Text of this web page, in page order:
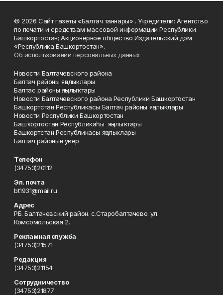
© 2026 Сайт газеты «Балтач таннары» . Учредители: Агентство
по печати и средствам массовой информации Республики
Башкортостан; Акционерное общество Издательский дом
«Республика Башкортостан».
Об использовании персональных данных
Новости Балтачевского района
Балтач районы яңалыклары
Балтас районы яңылыҡтары
Новости Балтачевского района Республики Башкортостан
Башкортстан Республикасы Балтач районы яңалыклары
Новости Республики Башкортостан
Башҡортостан Республикаһы яңылыҡтары
Башкортстан Республикасы яңалыклары
Балтач районын увер
Телефон
(34753)20112
Эл. почта
bt1931@mail.ru
Адрес
РБ. Балтачевский район. с.Старобалтачево. ул.
Комсомольская 2.
Рекламная служба
(34753)21571
Редакция
(34753)21154
Сотрудничество
(34753)21877